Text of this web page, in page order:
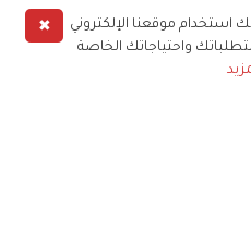
✖
موقعنا الإلكتروني
واحتياجاتك الخاصة